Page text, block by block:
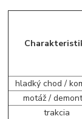
hladký chod /
motáž /
trakcia